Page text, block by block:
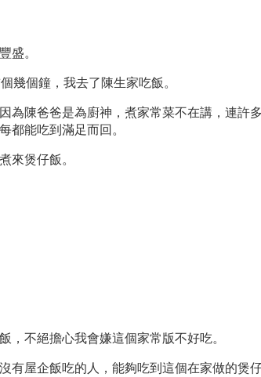
盛。
幾個鐘，我去了陳生家吃飯。
為陳爸爸是為廚神，煮家常菜不在講，連許
都能吃到滿足而回。
來煲仔飯。
，不絕擔心我會嫌這個家常版不好吃。
有屋企飯吃的人，能夠吃到這個在家做的煲